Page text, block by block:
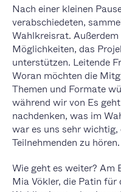
Nach einer kleinen
verabschiedeten,
Wahlkreisrat.
Möglichkeiten, das
unterstützen. Leitende
Woran möchten die
Themen und Formate
während wir von Es
nachdenken, was im
war es uns sehr
Teilnehmenden zu hören.
Wie geht es weiter? Am
Mia Vökler, die Patin